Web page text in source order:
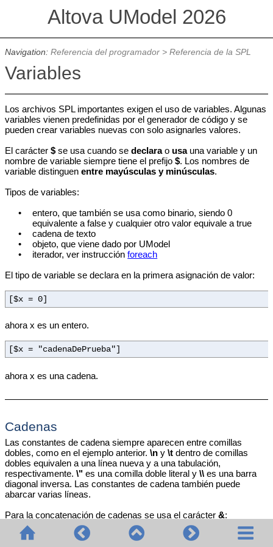
Altova UModel 2026
Navigation: Referencia del programador> Referencia de la SPL
Variables
Los archivos SPL importantes exigen el uso de variables. Algunas
variables vienen predefinidas por el generador de código y se
pueden crear variables nuevas con solo asignarles valores.
El carácter $ se usa cuando se declarao usauna variable y un
nombre de variable siempre tiene el prefijo $. Los nombres de
variable distinguen entre mayúsculas y minúsculas.
Tipos de variables:
•
entero, que también se usa como binario, siendo 0
equivalente a false y cualquier otro valor equivale a true
•
cadena de texto
•
objeto, que viene dado por UModel
•
iterador, ver instrucciónforeach
El tipo de variable se declara en la primera asignación de valor:
[$x = 0]
ahora x es un entero.
[$x = "cadenaDePrueba"]
ahora x es una cadena.
Cadenas
Las constantes de cadena siempre aparecen entre comillas
dobles, como en el ejemplo anterior. \ny \tdentro de comillas
dobles equivalen a una línea nueva y a una tabulación,
respectivamente. \"es una comilla doble literal y \\es una barra
diagonal inversa. Las constantes de cadena también puede
abarcar varias líneas.
Para la concatenación de cadenas se usa el carácter &:
[$BasePath = $outputpath & "/" & $JavaPackageDir]